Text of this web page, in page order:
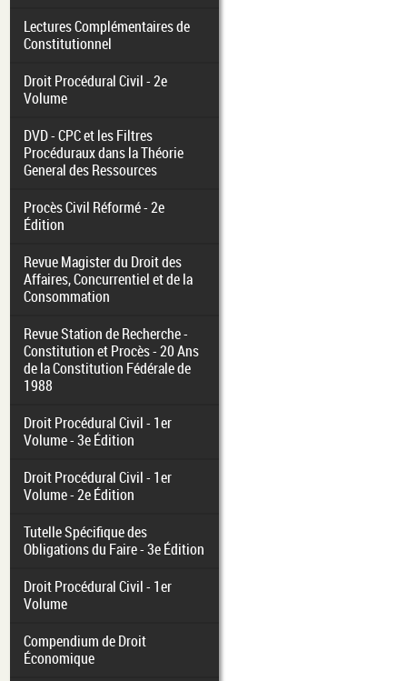
Lectures Complémentaires de
Constitutionnel
Droit Procédural Civil - 2e
Volume
DVD - CPC et les Filtres
Procéduraux dans la Théorie
General des Ressources
Procès Civil Réformé - 2e
Édition
Revue Magister du Droit des
Affaires, Concurrentiel et de la
Consommation
Revue Station de Recherche -
Constitution et Procès - 20 Ans
de la Constitution Fédérale de
1988
Droit Procédural Civil - 1er
Volume - 3e Édition
Droit Procédural Civil - 1er
Volume - 2e Édition
Tutelle Spécifique des
Obligations du Faire - 3e Édition
Droit Procédural Civil - 1er
Volume
Compendium de Droit
Économique